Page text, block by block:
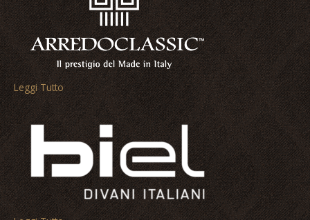
Leggi Tutto